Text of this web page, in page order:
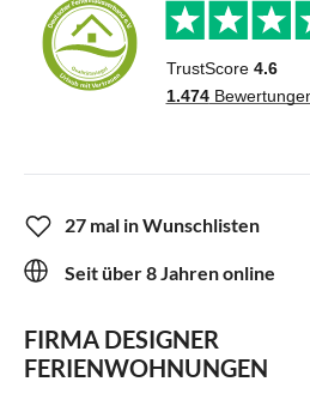
27 mal in Wunschlisten
Seit über 8 Jahren online
FIRMA DESIGNER
FERIENWOHNUNGEN